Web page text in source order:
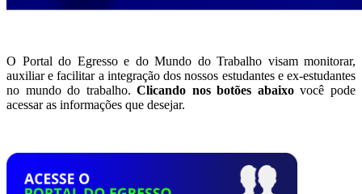
O Portal do Egresso e do Mundo do Trabalho visam monitorar,
auxiliar e facilitar a integração dos nossos estudantes e ex-estudantes
no mundo do trabalho.Clicando nos botões abaixovocê pode
acessar as informações que desejar.